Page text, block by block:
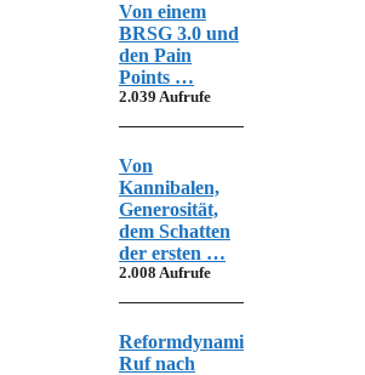
Von einem
BRSG 3.0 und
den Pain
Points …
2.039 Aufrufe
Von
Kannibalen,
Generosität,
dem Schatten
der ersten …
2.008 Aufrufe
Reformdynamik,
Ruf nach